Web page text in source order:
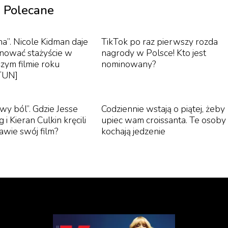
z uniwersum „Czarnoksiężnika z Oz”, których historia
oraz Glinda – piękna i popularna czarodziejka
Glinda boryka się z osobistymi trudnościami,
Polecane
Nicole Kidman daje
stażyście w
filmie roku
TikTok po raz pierwszy rozda
nagrody w Polsce! Kto jest
nominowany?
ból”. Gdzie Jesse
i Kieran Culkin kręcili
swój film?
Codziennie wstają o piątej, żeby
upiec wam croissanta. Te osoby
kochają jedzenie